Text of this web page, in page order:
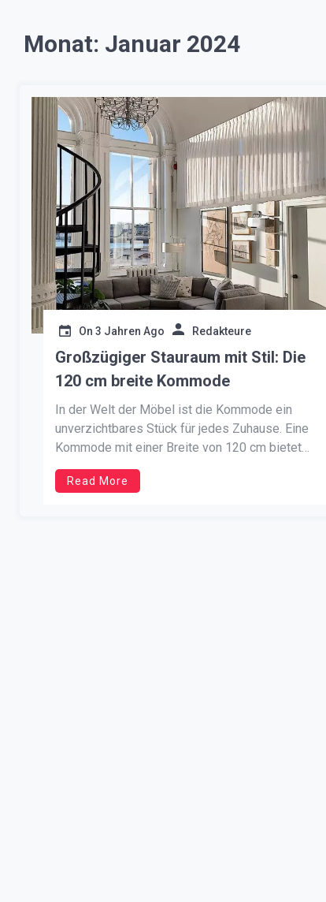
Monat: Januar 2024
On 3 Jahren Ago Redakteure
Großzügiger Stauraum mit Stil: Die
120 cm breite Kommode
In der Welt der Möbel ist die Kommode ein
unverzichtbares Stück für jedes Zuhause. Eine
Kommode mit einer Breite von 120 cm bietet
nicht nur viel Stauraum, sondern ist auch ein
stilvolles Möbelstück, das sich in jede Einrichtung
Read More